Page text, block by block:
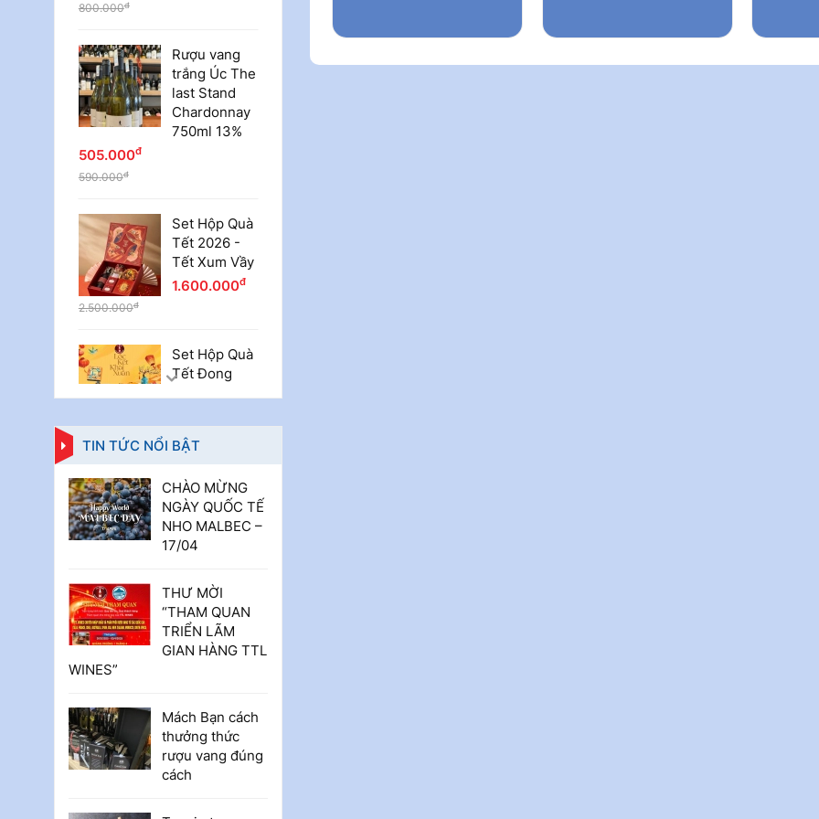
PREVIOUS
800.000đ
Rượu vang
trắng Úc The
last Stand
Chardonnay
750ml 13%
505.000đ
590.000đ
Set Hộp Quà
Tết 2026 -
Tết Xum Vầy
1.600.000đ
2.500.000đ
Set Hộp Quà
Tết Đong
2.500.000
Rượu vang
Pháp Cote
Mas Rose
Languedoc
750ml 12.5%
380.000đ
400.000đ
Passeri
Montepulciano D’Abruzzo
750ml
TIN TỨC NỔI BẬT
CHÀO MỪNG
NGÀY QUỐC TẾ
NHO MALBEC –
17/04
THƯ MỜI
“THAM QUAN
TRIỂN LÃM
GIAN HÀNG TTL
WINES”
Mách Bạn cách
thưởng thức
rượu vang đúng
cách